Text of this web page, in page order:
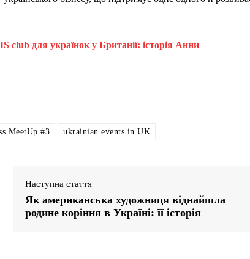
club для українок у Британії: історія Анни
MeetUp #3 ukrainian events in UK
Наступна стаття
Як американська художниця віднайшла
родине коріння в Україні: її історія